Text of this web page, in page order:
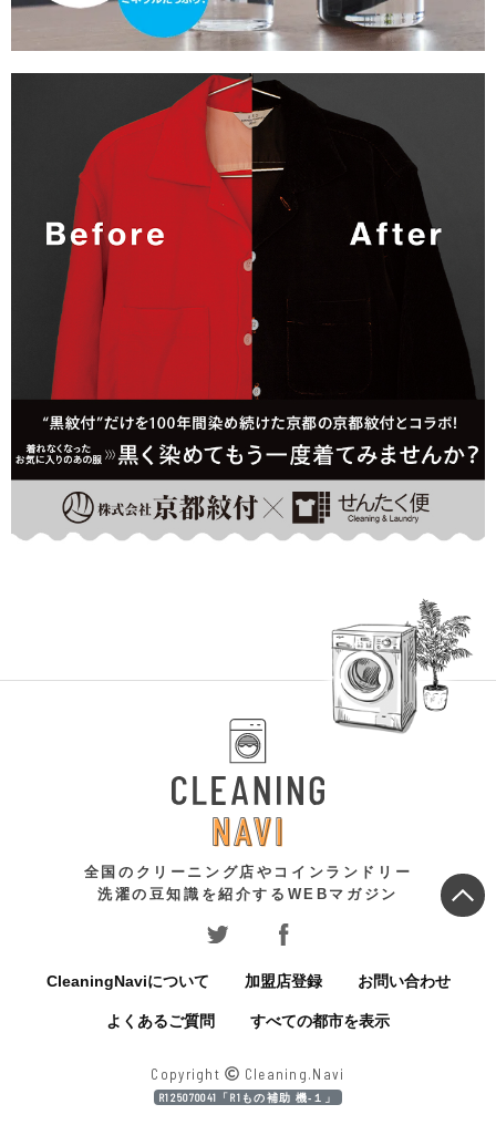
全国のクリーニング店やコインランドリー
洗濯の豆知識を紹介するWEBマガジン
CleaningNaviについて 加盟店登録 お問い合わせ
よくあるご質問 すべての都市を表示
Copyright Cleaning.Navi
R125070041「R1もの補助 機‐１」